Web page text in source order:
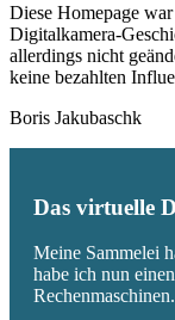
Diese Homepage
Digitalkamera-
allerdings nicht
keine bezahlten
Boris Jakubaschk
Das virtuelle
Meine Sammelei
habe ich nun
Rechenmaschinen.